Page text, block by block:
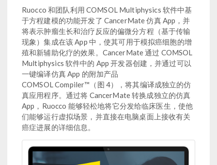
Ruocco 和团队利用 COMSOL Multiphysics 软件中基
于方程建模的功能开发了 CancerMate 仿真 App，并
将表示肿瘤生长和治疗反应的偏微分方程（基于传输
现象）集成在该 App 中，使其可用于模拟癌细胞的增
殖和新辅助化疗的效果。CancerMate 通过 COMSOL
Multiphysics 软件中的 App 开发器创建，并通过可以
一键编译仿真 App 的附加产品
COMSOL Compiler™（图 4），将其编译成独立的仿
真应用程序。通过将 CancerMate 转换成独立的仿真
App，Ruocco 能够轻松地将它分发给临床医生，使他
们能够运行虚拟场景，并直接在电脑桌面上接收有关
癌症进展的详细信息。